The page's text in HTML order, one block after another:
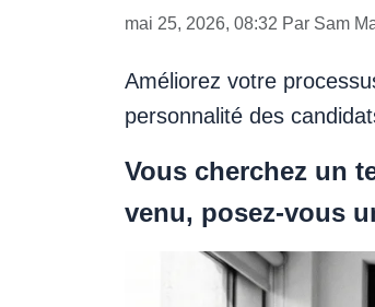
mai 25, 2026, 08:32 Par Sam
Améliorez votre
personnalité des
Vous cherchez un
venu, posez-vous